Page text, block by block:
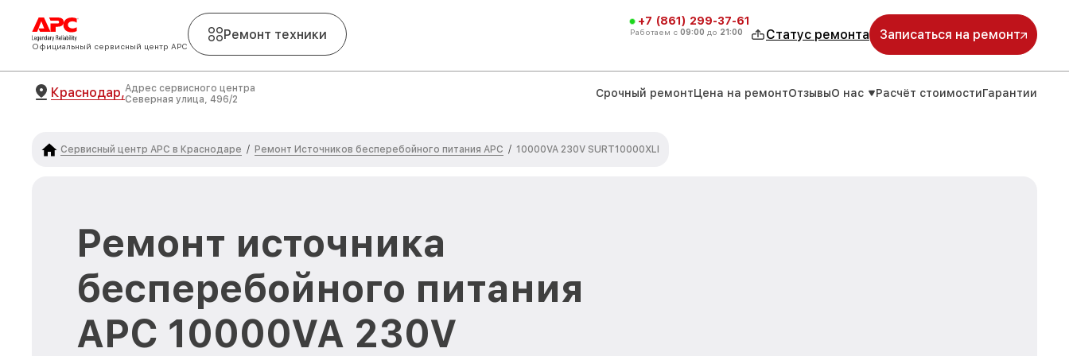
Официальный сервисный центр APC
Ремонт техники
+7 (861) 299-37-61
Работаем с 09:00 до 21:00 Статус ремонта Записаться на ремонт
Краснодар,Адрес сервисного центра
Северная улица, 496/2
Срочный ремонтЦена на ремонтОтзывыО нас Расчёт стоимостиГарантии
Сервисный центр APC в Краснодаре / Ремонт Источников бесперебойного питания APC / 10000VA 230V SURT10000XLI
Ремонт источника
бесперебойного питания
APC 10000VA 230V